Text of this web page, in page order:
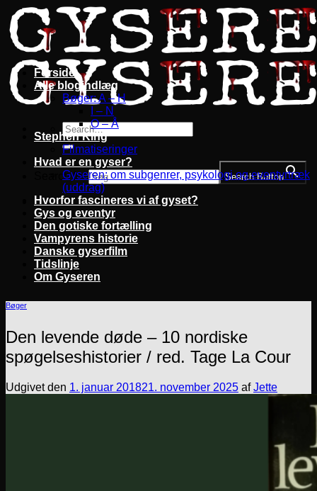
Fortsæt
til
indhold
Search for: Search Button
Forside
Alle blogindlæg
Bøger: A – H
I – N
O – Å
Stephen King
Filmatiseringer
Hvad er en gyser?
Gyseren: om subgenrer, psykologi og eventyrtræk
(uddrag)
Hvorfor fascineres vi af gyset?
Gys og eventyr
Den gotiske fortælling
Vampyrens historie
Danske gyserfilm
Tidslinje
Om Gyseren
Bøger
Den levende døde – 10 nordiske
spøgelseshistorier / red. Tage La Cour
Udgivet den 1. januar 201821. november 2025 afJette